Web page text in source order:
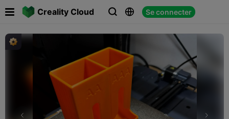
Creality Cloud   Se connecter
 